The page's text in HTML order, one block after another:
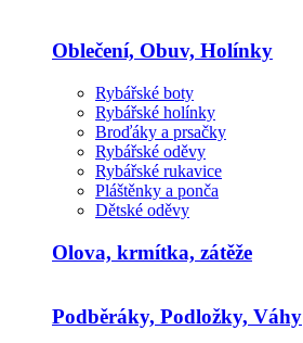
Oblečení, Obuv, Holínky
Rybářské boty
Rybářské holínky
Broďáky a prsačky
Rybářské oděvy
Rybářské rukavice
Pláštěnky a ponča
Dětské oděvy
Olova, krmítka, zátěže
Podběráky, Podložky, Váhy